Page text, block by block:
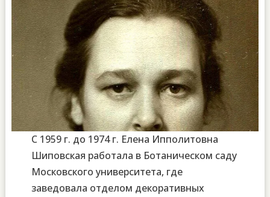
С 1959 г. до 1974 г. Елена Ипполитовна
Шиповская работала в Ботаническом саду
Московского университета, где
заведовала отделом декоративных